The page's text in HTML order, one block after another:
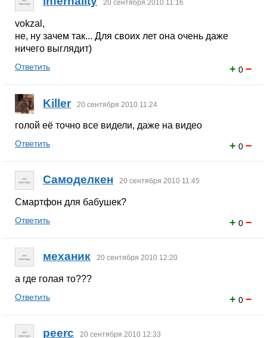
20 сентября 2010 11:16
vokzal,
не, ну зачем так... Для своих лет она очень даже
ничего выглядит)
+ 0 −
Ответить
Killer 20 сентября 2010 11:24
голой её точно все видели, даже на видео
+ 0 −
Ответить
Самоделкен 20 сентября 2010 11:45
Смартфон для бабушек?
+ 0 −
Ответить
механик 20 сентября 2010 12:20
а где голая то???
+ 0 −
Ответить
peerc 20 сентября 2010 12:33